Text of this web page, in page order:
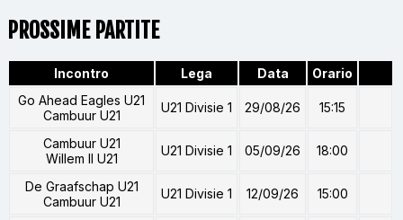
PROSSIME PARTITE
Incontro Lega Data
Orario
Go Ahead Eagles U21
Cambuur U21
U21 Divisie 1 29/08/26 15:15
Cambuur U21
Willem II U21
U21 Divisie 1 05/09/26 18:00
De Graafschap U21
Cambuur U21
U21 Divisie 1 12/09/26 15:00